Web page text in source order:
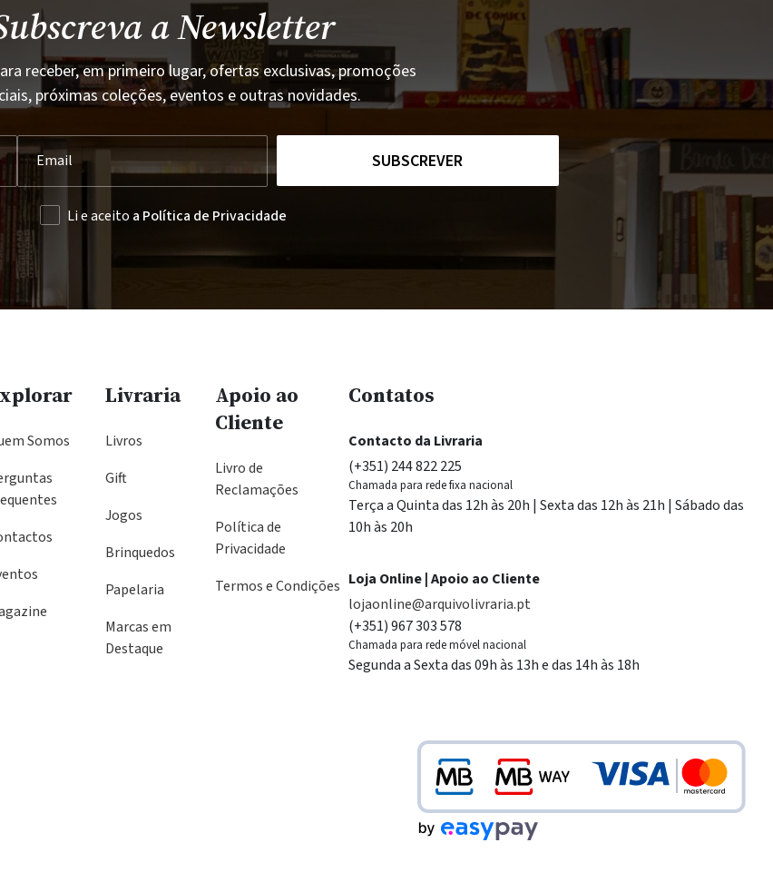
a Newsletter
receber, em primeiro lugar, ofertas exclusivas, promoções
próximas coleções, eventos e outras novidades.
SUBSCREVER
Li e aceito a Política de Privacidade
Somos
Livraria
Livros
Gift
Jogos
Brinquedos
Papelaria
Marcas em
Destaque
Apoio ao
Cliente
Livro de
Reclamações
Política de
Privacidade
Termos e Condições
Contatos
Contacto da Livraria
(+351) 244 822 225
Chamada para rede fixa nacional
Terça a Quinta das 12h às 20h | Sexta das 12h às 21h | Sábado das
10h às 20h
Loja Online | Apoio ao Cliente
lojaonline@arquivolivraria.pt
(+351) 967 303 578
Chamada para rede móvel nacional
Segunda a Sexta das 09h às 13h e das 14h às 18h